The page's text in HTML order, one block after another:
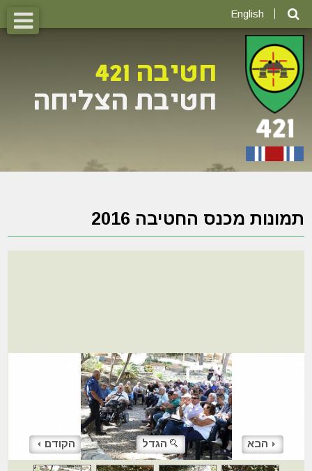
English
תמונות מכנס החטיבה 2016
הקודם הגדל הבא